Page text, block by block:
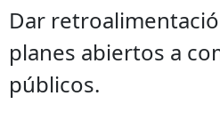
Dar
planes abiertos a
públicos.